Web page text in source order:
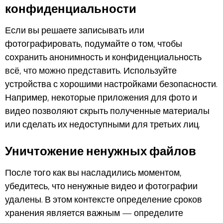
конфиденциальности
Если вы решаете записывать или
фотографировать, подумайте о том, чтобы
сохранить анонимность и конфиденциальность
всё, что можно представить. Используйте
устройства с хорошими настройками безопасности.
Например, некоторые приложения для фото и
видео позволяют скрыть полученные материалы
или сделать их недоступными для третьих лиц.
Уничтожение ненужных файлов
После того как вы насладились моментом,
убедитесь, что ненужные видео и фотографии
удалены. В этом контексте определение сроков
хранения является важным — определите